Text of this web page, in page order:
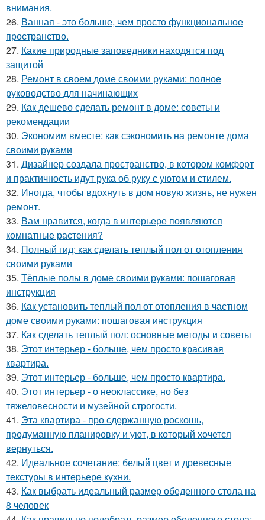
внимания.
26. Ванная - это больше, чем просто функциональное
пространство.
27. Какие природные заповедники находятся под
защитой
28. Ремонт в своем доме своими руками: полное
руководство для начинающих
29. Как дешево сделать ремонт в доме: советы и
рекомендации
30. Экономим вместе: как сэкономить на ремонте дома
своими руками
31. Дизайнер создала пространство, в котором комфорт
и практичность идут рука об руку с уютом и стилем.
32. Иногда, чтобы вдохнуть в дом новую жизнь, не нужен
ремонт.
33. Вам нравится, когда в интерьере появляются
комнатные растения?
34. Полный гид: как сделать теплый пол от отопления
своими руками
35. Тёплые полы в доме своими руками: пошаговая
инструкция
36. Как установить теплый пол от отопления в частном
доме своими руками: пошаговая инструкция
37. Как сделать теплый пол: основные методы и советы
38. Этот интерьер - больше, чем просто красивая
квартира.
39. Этот интерьер - больше, чем просто квартира.
40. Этот интерьер - о неоклассике, но без
тяжеловесности и музейной строгости.
41. Эта квартира - про сдержанную роскошь,
продуманную планировку и уют, в который хочется
вернуться.
42. Идеальное сочетание: белый цвет и древесные
текстуры в интерьере кухни.
43. Как выбрать идеальный размер обеденного стола на
8 человек